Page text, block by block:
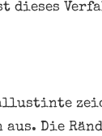
dieses
Die